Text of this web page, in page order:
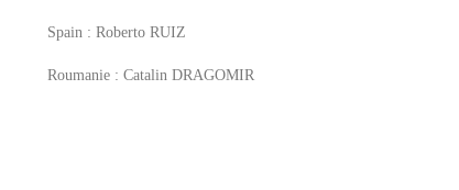
Spain : Roberto RUIZ
Roumanie : Catalin DRAGOMIR